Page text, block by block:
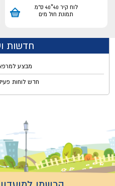
לוח קיר 40*40 ס"מ
תמונת חול מים
חדשות
מבצע
חדש לוחות